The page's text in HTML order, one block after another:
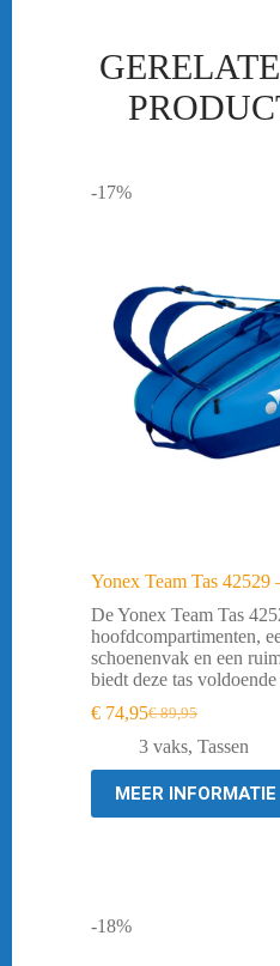
-17%
Yonex Team Tas 42529
De Yonex Team Tas
hoofdcompartimenten,
schoenenvak en een
biedt deze tas
€89,95
Oorspronkelijke
prijs
was:
€ 89,95.
€ 74,95Huidige
prijs
is:
€ 74,95.
3 vaks, Tassen
MEER INFORMATIE
-18%